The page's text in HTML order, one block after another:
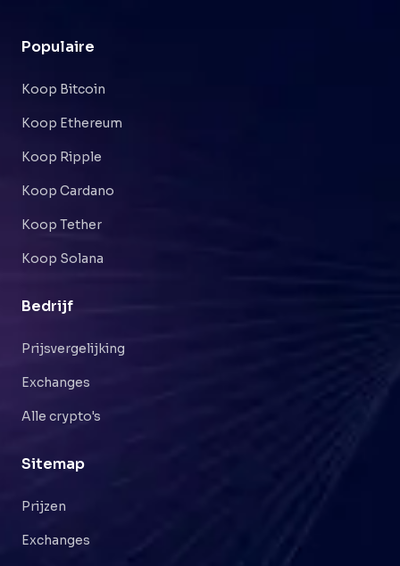
Populaire
Koop Bitcoin
Koop Ethereum
Koop Ripple
Koop Cardano
Koop Tether
Koop Solana
Bedrijf
Prijsvergelijking
Exchanges
Alle crypto's
Sitemap
Prijzen
Exchanges